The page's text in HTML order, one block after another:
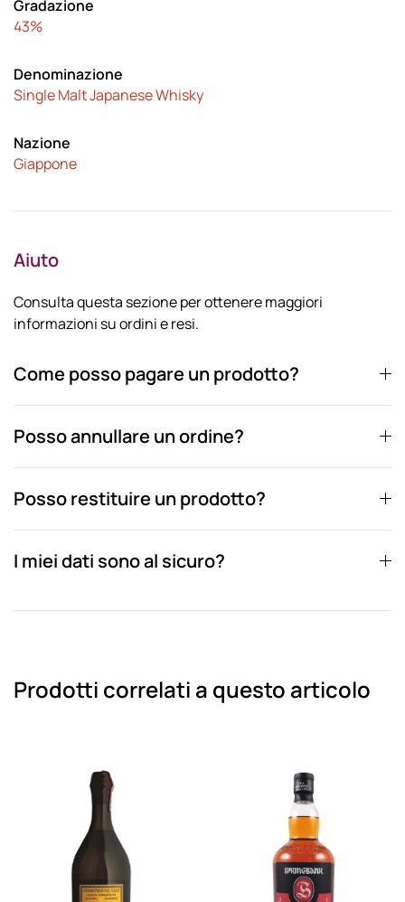
Gradazione
43%
Denominazione
Single Malt Japanese Whisky
Nazione
Giappone
Aiuto
Consulta questa sezione per ottenere maggiori
informazioni su ordini e resi.
Come posso pagare un prodotto?
Posso annullare un ordine?
Posso restituire un prodotto?
I miei dati sono al sicuro?
Prodotti correlati a questo articolo